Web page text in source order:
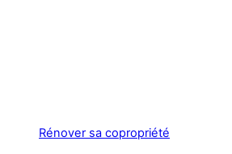
Rénover sa copropriété